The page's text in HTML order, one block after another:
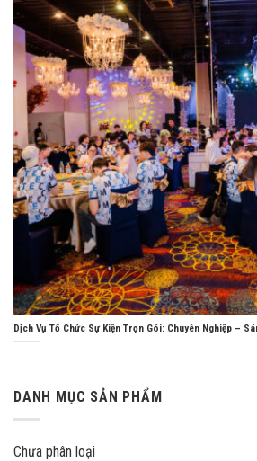
Dịch Vụ Tổ Chức Sự Kiện Trọn Gói: Chuyên Nghiệp –
DANH MỤC SẢN PHẨM
Chưa phân loại